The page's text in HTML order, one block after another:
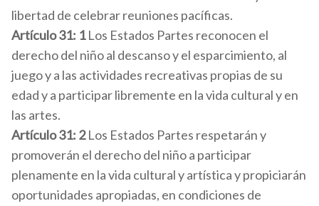
libertad de celebrar reuniones pacíficas.
Artículo 31: 1Los Estados Partes reconocen el
derecho del niño al descanso y el esparcimiento, al
juego y a las actividades recreativas propias de su
edad y a participar libremente en la vida cultural y en
las artes.
Artículo 31: 2Los Estados Partes respetarán y
promoverán el derecho del niño a participar
plenamente en la vida cultural y artística y propiciarán
oportunidades apropiadas, en condiciones de